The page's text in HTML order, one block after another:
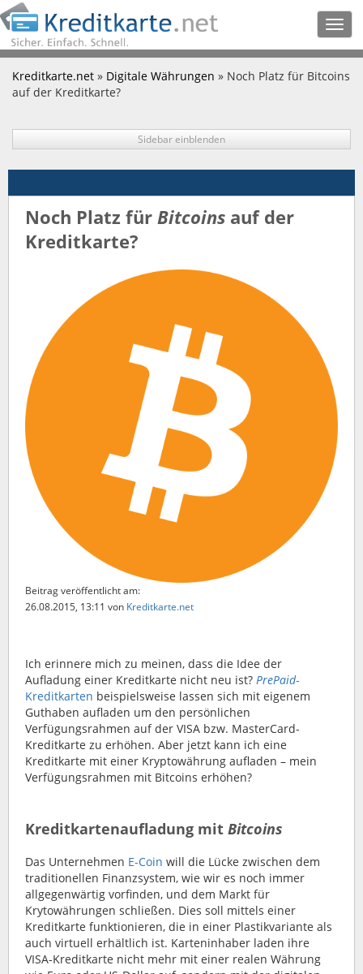
Kreditkarte.net » Digitale Währungen » Noch Platz für Bitcoins
auf der Kreditkarte?
Sidebar einblenden
Noch Platz für Bitcoins auf der
Kreditkarte?
Beitrag veröffentlicht am:
26.08.2015, 13:11 von Kreditkarte.net
Ich erinnere mich zu meinen, dass die Idee der
Aufladung einer Kreditkarte nicht neu ist? PrePaid-
Kreditkarten beispielsweise lassen sich mit eigenem
Guthaben aufladen um den persönlichen
Verfügungsrahmen auf der VISA bzw. MasterCard-
Kreditkarte zu erhöhen. Aber jetzt kann ich eine
Kreditkarte mit einer Kryptowährung aufladen – mein
Verfügungsrahmen mit Bitcoins erhöhen?
Kreditkartenaufladung mit Bitcoins
Das Unternehmen E-Coin will die Lücke zwischen dem
traditionellen Finanzsystem, wie wir es noch immer
allgegenwärtig vorfinden, und dem Markt für
Krytowährungen schließen. Dies soll mittels einer
Kreditkarte funktionieren, die in einer Plastikvariante als
auch virtuell erhältlich ist. Karteninhaber laden ihre
VISA-Kreditkarte nicht mehr mit einer realen Währung